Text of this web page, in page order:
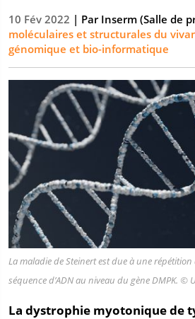
10 Fév 2022 | ParInserm (Salle de
moléculaires et structurales du
génomique et bio-informatique
La maladie de Steinert est due à une
séquence d’ADN au niveau du gèneDMPK. ©
La dystrophie myotonique de